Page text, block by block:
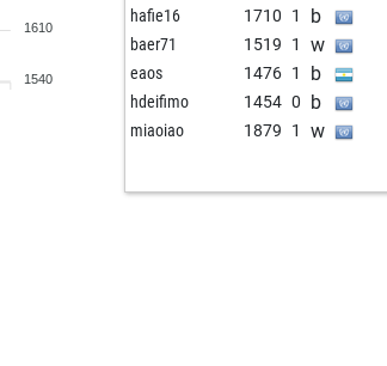
1610
1540
hafie16 1710 1 b
baer71 1519 1 w
eaos 1476 1 b
hdeifimo 1454 0 b
miaoiao 1879 1 w